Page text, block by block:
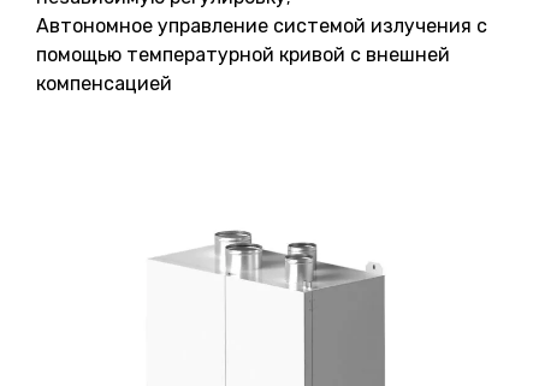
Автономное управление системой излучения с
помощью температурной кривой с внешней
компенсацией